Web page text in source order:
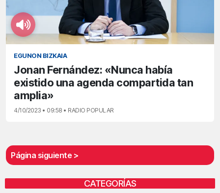
EGUNON BIZKAIA
Jonan Fernández: «Nunca había
existido una agenda compartida tan
amplia»
4/10/2023 • 09:58 • RADIO POPULAR
Página siguiente >
CATEGORÍAS